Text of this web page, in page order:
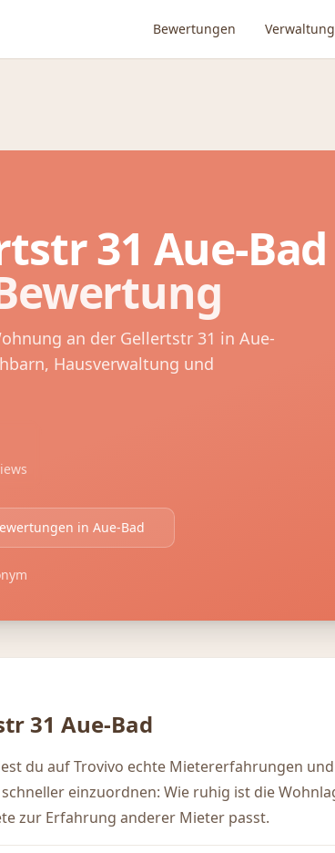
Bewertungen
31 Aue-Bad
an der Gellertstr 31 in Aue-
Hausverwaltung und
in Aue-Bad
31 Aue-Bad
du auf Trovivo echte Mietererfahrungen
einzuordnen: Wie ruhig ist die
zur Erfahrung anderer Mieter passt.